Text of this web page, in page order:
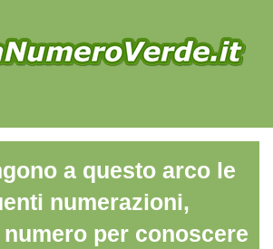
a questo arco le
numerazioni,
per conoscere